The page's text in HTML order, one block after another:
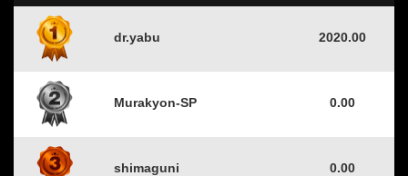
dr.yabu 2020.00
Murakyon-SP 0.00
shimaguni 0.00